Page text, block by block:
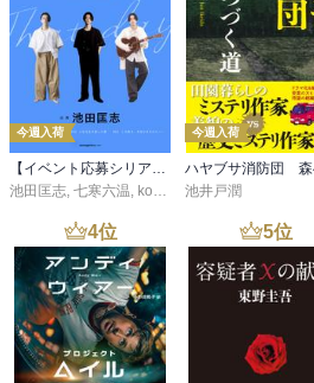
今週入荷
【イベント応募シリアルコード付】池田匡志出演・オーディオフォトブック「あの日」SPECIAL EDITION（音声／動画付）
池田匡志, 七寒六温, konoko58 ,村崎キコ
今週入荷
池井戸潤
4位 5位